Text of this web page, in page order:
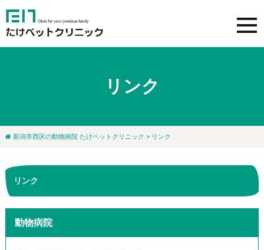
リンク
新潟市西区の動物病院 たけペットクリニック > リンク
リンク
動物病院